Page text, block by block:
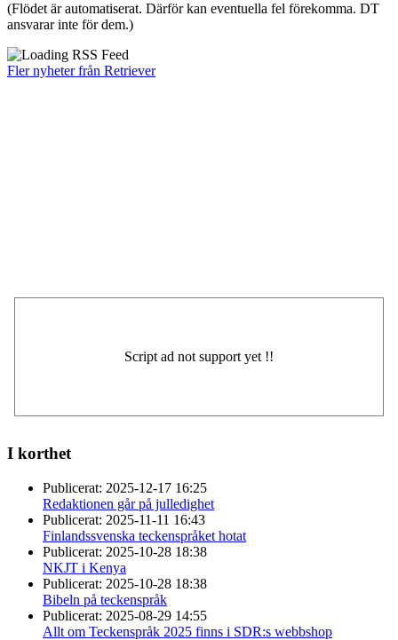
(Flödet är automatiserat. Därför kan eventuella fel förekomma. DT
ansvarar inte för dem.)
Fler nyheter från Retriever
I korthet
Publicerat: 2025-12-17 16:25
Redaktionen går på julledighet
Publicerat: 2025-11-11 16:43
Finlandssvenska teckenspråket hotat
Publicerat: 2025-10-28 18:38
NKJT i Kenya
Publicerat: 2025-10-28 18:38
Bibeln på teckenspråk
Publicerat: 2025-08-29 14:55
Allt om Teckenspråk 2025 finns i SDR:s webbshop